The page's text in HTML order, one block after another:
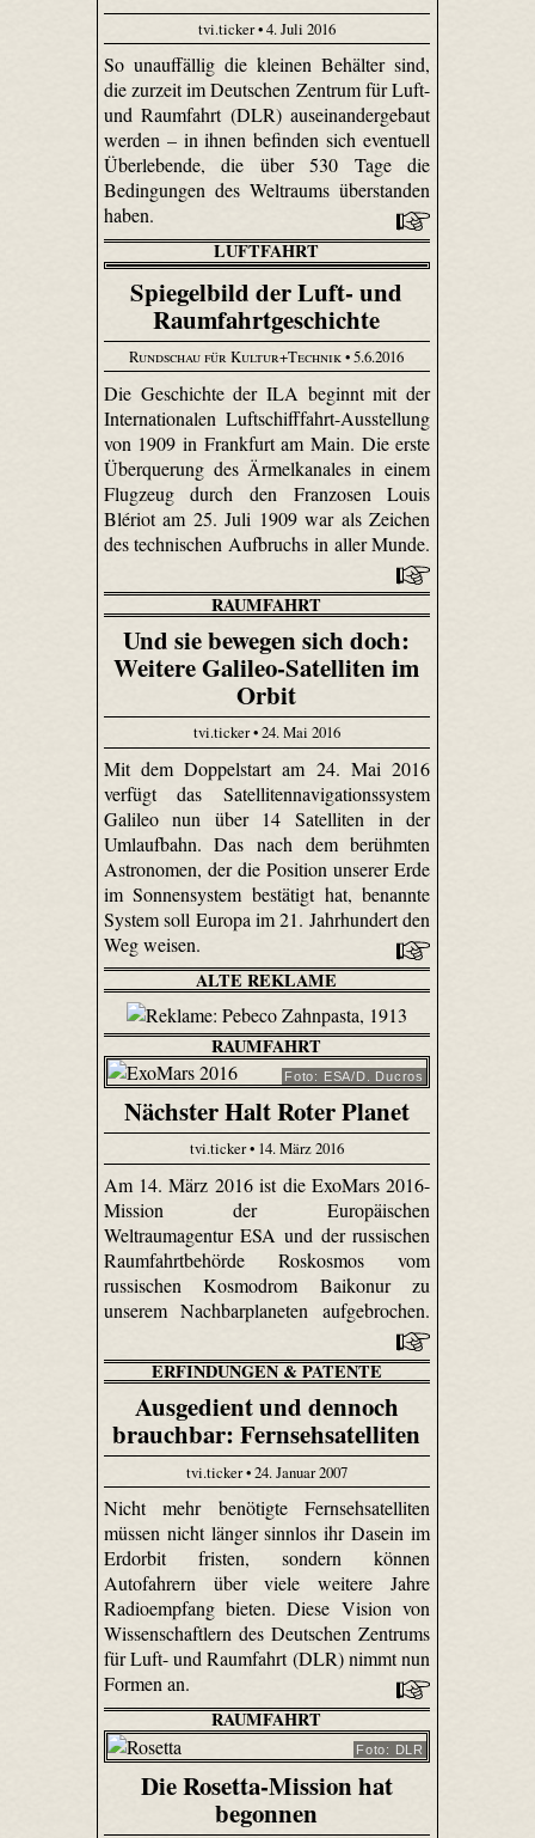
tvi.ticker • 4. Juli 2016
So unauffällig die kleinen Behälter sind,
die zurzeit im Deutschen Zentrum für Luft-
und Raumfahrt (DLR) auseinandergebaut
werden – in ihnen befinden sich eventuell
Überlebende, die über 530 Tage die
Bedingungen des Weltraums überstanden
haben.
LUFTFAHRT
Spiegelbild der Luft- und
Raumfahrtgeschichte
Rundschau für Kultur+Technik• 5.6.2016
Die Geschichte der ILA beginnt mit der
Internationalen Luftschifffahrt-Ausstellung
von 1909 in Frankfurt am Main. Die erste
Überquerung des Ärmelkanales in einem
Flugzeug durch den Franzosen Louis
Blériot am 25. Juli 1909 war als Zeichen
des technischen Aufbruchs in aller Munde.
RAUMFAHRT
Und sie bewegen sich doch:
Weitere Galileo-Satelliten im
Orbit
tvi.ticker • 24. Mai 2016
Mit dem Doppelstart am 24. Mai 2016
verfügt das Satellitennavigationssystem
Galileo nun über 14 Satelliten in der
Umlaufbahn. Das nach dem berühmten
Astronomen, der die Position unserer Erde
im Sonnensystem bestätigt hat, benannte
System soll Europa im 21. Jahrhundert den
Weg weisen.
ALTE REKLAME
RAUMFAHRT
Foto: ESA/D. Ducros
Nächster Halt Roter Planet
tvi.ticker • 14. März 2016
Am 14. März 2016 ist die ExoMars 2016-
Mission der Europäischen
Weltraumagentur ESA und der russischen
Raumfahrtbehörde Roskosmos vom
russischen Kosmodrom Baikonur zu
unserem Nachbarplaneten aufgebrochen.
ERFINDUNGEN & PATENTE
Ausgedient und dennoch
brauchbar: Fernsehsatelliten
tvi.ticker • 24. Januar 2007
Nicht mehr benötigte Fernsehsatelliten
müssen nicht länger sinnlos ihr Dasein im
Erdorbit fristen, sondern können
Autofahrern über viele weitere Jahre
Radioempfang bieten. Diese Vision von
Wissenschaftlern des Deutschen Zentrums
für Luft- und Raumfahrt (DLR) nimmt nun
Formen an.
RAUMFAHRT
Foto: DLR
Die Rosetta-Mission hat
begonnen